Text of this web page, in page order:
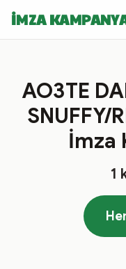
İMZA
AO3TE
SNUFFY/
İmza
1